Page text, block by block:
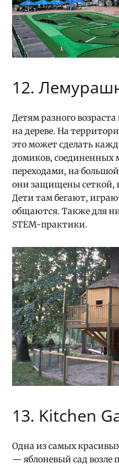
12.
Детям разного
на дереве. На
это может сделать
домиков, соединенных
переходами, на
они защищены сеткой,
Дети там бегают,
общаются. Также для
STEM-практики.
13. Kitchen
Одна из самых
— яблоневый сад возле